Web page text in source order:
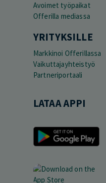
Avoimet työpaikat
Offerilla mediassa
YRITYKSILLE
Markkinoi Offerillassa
Vaikuttajayhteistyö
Partneriportaali
LATAA APPI